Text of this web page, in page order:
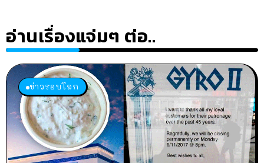
อ่านเรื่องแจ่มๆ ต่อ..
ข่าวรอบโลก